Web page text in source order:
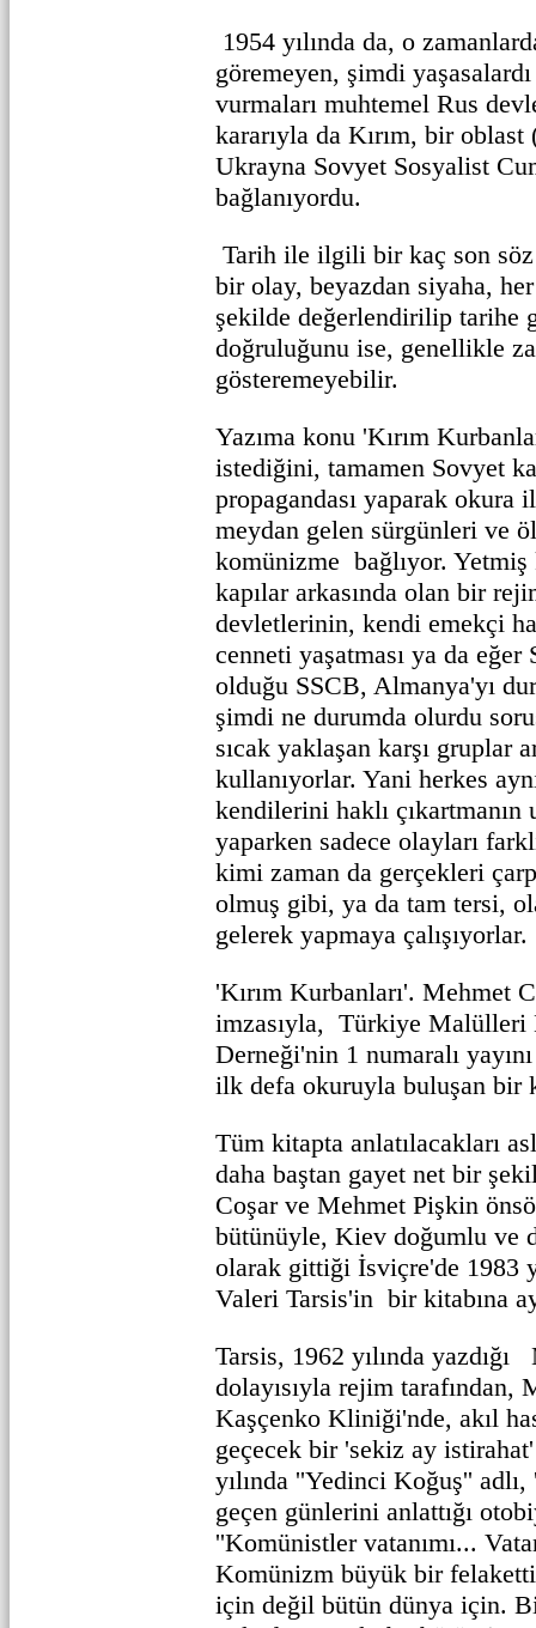
1954 yılında da, o
göremeyen, şimdi
vurmaları muhtemel Rus
kararıyla da Kırım, bir
Ukrayna Sovyet Sosyalist
bağlanıyordu.
Tarih ile ilgili bir kaç son
bir olay, beyazdan siyaha,
şekilde değerlendirilip tarihe
doğruluğunu ise, genellikle
gösteremeyebilir.
Yazıma konu 'Kırım
istediğini, tamamen Sovyet
propagandası yaparak okura
meydan gelen sürgünleri ve
komünizme bağlıyor. Yetmiş
kapılar arkasında olan bir
devletlerinin, kendi emekçi
cenneti yaşatması ya da eğer
olduğu SSCB, Almanya'yı
şimdi ne durumda olurdu
sıcak yaklaşan karşı gruplar
kullanıyorlar. Yani herkes
kendilerini haklı çıkartmanın
yaparken sadece olayları
kimi zaman da gerçekleri
olmuş gibi, ya da tam tersi,
gelerek yapmaya çalışıyorlar.
'Kırım Kurbanları'. Mehmet
imzasıyla, Türkiye Malülleri
Derneği'nin 1 numaralı
ilk defa okuruyla buluşan bir
Tüm kitapta anlatılacakları
daha baştan gayet net bir
Coşar ve Mehmet Pişkin
bütünüyle, Kiev doğumlu ve
olarak gittiği İsviçre'de 1983
Valeri Tarsis'in bir kitabına
Tarsis, 1962 yılında
dolayısıyla rejim tarafından,
Kaşçenko Kliniği'nde, akıl
geçecek bir 'sekiz ay
yılında ''Yedinci Koğuş'' adlı,
geçen günlerini anlattığı
''Komünistler vatanımı...
Komünizm büyük bir
için değil bütün dünya için.